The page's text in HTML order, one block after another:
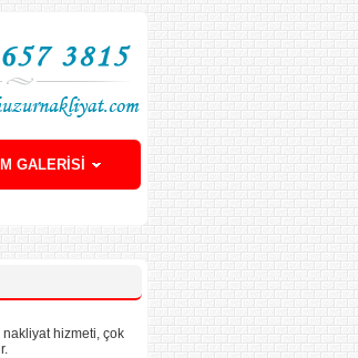
GALERİSİ
nakliyat hizmeti, çok